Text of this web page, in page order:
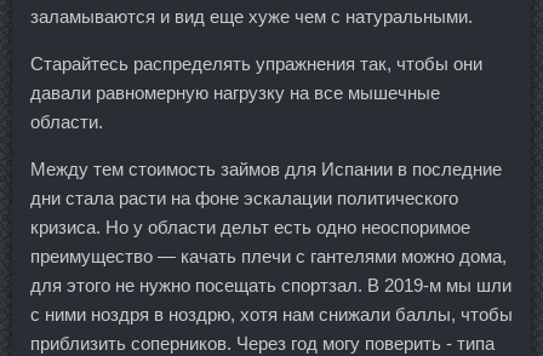
заламываются и вид еще хуже чем с натуральными.
Старайтесь распределять упражнения так, чтобы они
давали равномерную нагрузку на все мышечные
области.
Между тем стоимость займов для Испании в последние
дни стала расти на фоне эскалации политического
кризиса. Но у области дельт есть одно неоспоримое
преимущество — качать плечи с гантелями можно дома,
для этого не нужно посещать спортзал. В 2019-м мы шли
с ними ноздря в ноздрю, хотя нам снижали баллы, чтобы
приблизить соперников. Через год могу поверить - типа